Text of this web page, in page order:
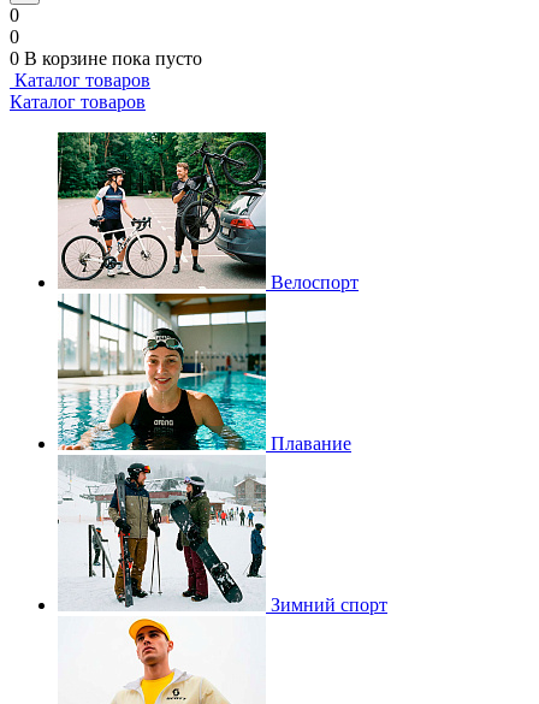
0
0
0 В корзине пока пусто
Каталог товаров
Каталог товаров
Велоспорт
Плавание
Зимний спорт